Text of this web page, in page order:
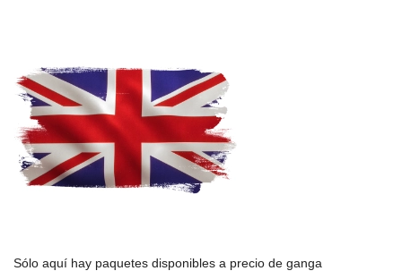
Sólo aquí hay paquetes disponibles a precio de ganga